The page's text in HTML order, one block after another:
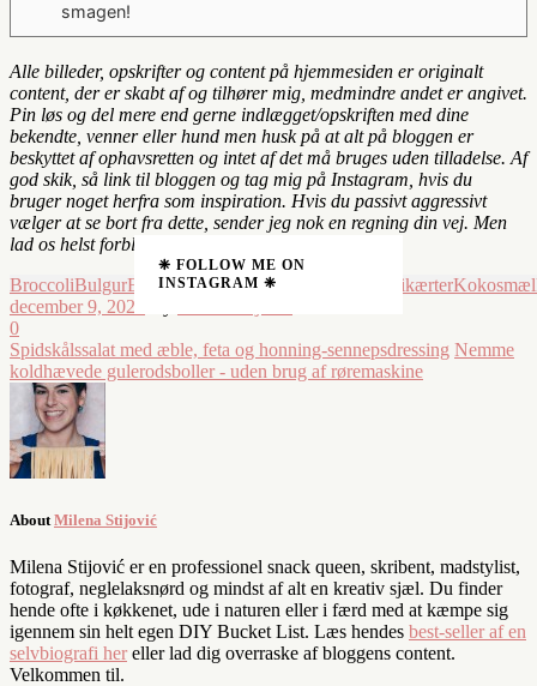
smagen!
Alle billeder, opskrifter og content på hjemmesiden er originalt
content, der er skabt af og tilhører mig, medmindre andet er angivet.
Pin løs og del mere end gerne indlægget/opskriften med dine
bekendte, venner eller hund men husk på at alt på bloggen er
beskyttet af ophavsretten og intet af det må bruges uden tilladelse. Af
god skik, så link til bloggen og tag mig på Instagram, hvis du
bruger noget herfra som inspiration. Hvis du passivt aggressivt
vælger at se bort fra dette, sender jeg nok en regning din vej. Men
lad os helst forblive venner.
BroccoliBulgurEdamamebønnerForårsløg Kikærter
december 9, 2020
0
Spidskålssalat med æble, feta og honning-sennepsdressing Nemme
koldhævede gulerodsboller - uden brug af røremaskine
About Milena Stijović
Milena Stijović er en professionel snack queen, skribent, madstylist,
fotograf, neglelaksnørd og mindst af alt en kreativ sjæl. Du finder
hende ofte i køkkenet, ude i naturen eller i færd med at kæmpe sig
igennem sin helt egen DIY Bucket List. Læs hendes best-seller af en
selvbiografi her eller lad dig overraske af bloggens content.
Velkommen til.
❈ FOLLOW ME ON
INSTAGRAM ❈